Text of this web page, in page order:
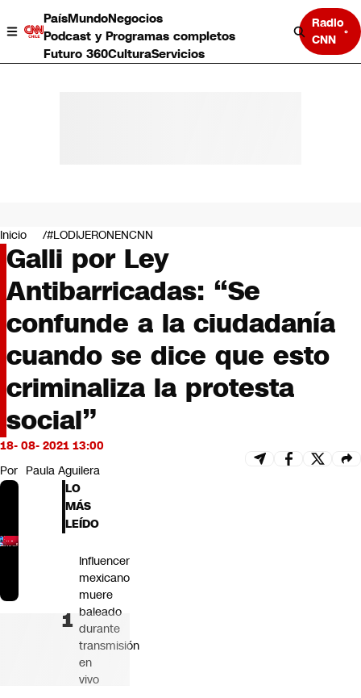
PaísMundoNegocios
Podcast y Programas completos
Futuro 360CulturaServicios
Radio
CNN
Negocios
Deportes
Programas completos
Cultura
Servicios
Bits
CNN tiempo
Futuro 360
Opinión
Inicio #LODIJERONENCNN
Galli por Ley
Antibarricadas: “Se
confunde a la ciudadanía
cuando se dice que esto
criminaliza la protesta
social”
18- 08- 2021 13:00
Por Paula Aguilera
LO
MÁS
LEÍDO
Influencer
mexicano
muere
baleado
durante
transmisión
en
vivo